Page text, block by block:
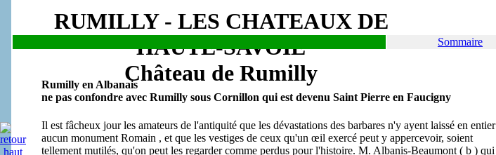
RUMILLY - LES CHATEAUX DE
HAUTE-SAVOIE
Château de Rumilly
Sommaire
Rumilly en Albanais
ne pas confondre avec Rumilly sous Cornillon qui est devenu Saint Pierre en Faucigny
Il est fâcheux jour les amateurs de l'antiquité que les dévastations des barbares n'y ayent laissé en entier
aucun monument Romain , et que les vestiges de ceux qu'un œil exercé peut y appercevoir, soient
tellement mutilés, qu'on peut les regarder comme perdus pour l'histoire. M. Albanis-Beaumont ( b ) qui